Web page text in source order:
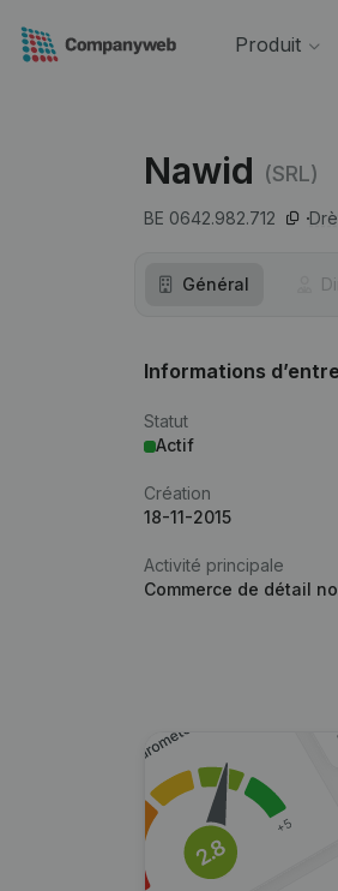
Produit
Nawid (SRL)
BE 0642.982.712
Général
Informations
Statut
Actif
Création
18-11-2015
Activité principale
Commerce de détail